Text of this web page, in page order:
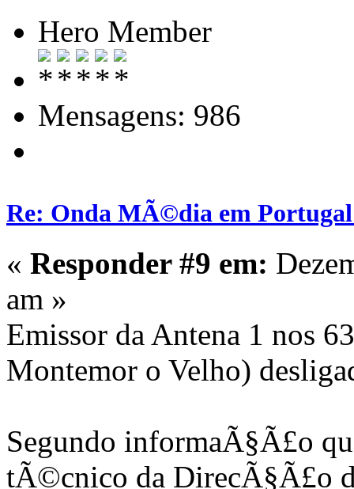
Hero Member
Mensagens: 986
Re: Onda MÃ©dia em
« Responder #9 em:
am »
Emissor da Antena 1 nos
Montemor o Velho)
Segundo informaÃ§Ã£o
tÃ©cnico da DirecÃ§Ã£o